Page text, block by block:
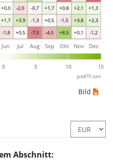
-1,8 +0,5 -7,5 -4,5 +8,5 +0,1 -1,2
+1,7 +3,9 -1,3 +0,5 -1,5 +3,8 +2,3
+0,0 -2,0 -0,7 +1,7 +0,8 +2,1 +1,3
0 5 10 15
Jun Jul Aug Sep Okt Nov Dez
justETF.com
Bild
Abschnitt: